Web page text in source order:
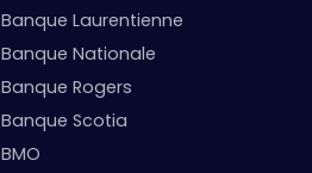
Banque Laurentienne
Banque Nationale
Banque Rogers
Banque Scotia
BMO